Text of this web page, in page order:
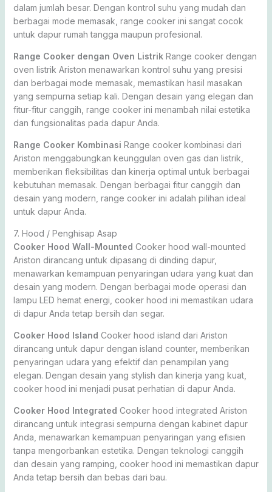
dalam jumlah besar. Dengan kontrol suhu yang mudah dan
berbagai mode memasak, range cooker ini sangat cocok
untuk dapur rumah tangga maupun profesional.
Range Cooker dengan Oven ListrikRange cooker dengan
oven listrik Ariston menawarkan kontrol suhu yang presisi
dan berbagai mode memasak, memastikan hasil masakan
yang sempurna setiap kali. Dengan desain yang elegan dan
fitur-fitur canggih, range cooker ini menambah nilai estetika
dan fungsionalitas pada dapur Anda.
Range Cooker Kombinasi Range cooker kombinasi dari
Ariston menggabungkan keunggulan oven gas dan listrik,
memberikan fleksibilitas dan kinerja optimal untuk berbagai
kebutuhan memasak. Dengan berbagai fitur canggih dan
desain yang modern, range cooker ini adalah pilihan ideal
untuk dapur Anda.
7. Hood / Penghisap Asap
Cooker Hood Wall-Mounted Cooker hood wall-mounted
Ariston dirancang untuk dipasang di dinding dapur,
menawarkan kemampuan penyaringan udara yang kuat dan
desain yang modern. Dengan berbagai mode operasi dan
lampu LED hemat energi, cooker hood ini memastikan udara
di dapur Anda tetap bersih dan segar.
Cooker Hood Island Cooker hood island dari Ariston
dirancang untuk dapur dengan island counter, memberikan
penyaringan udara yang efektif dan penampilan yang
elegan. Dengan desain yang stylish dan kinerja yang kuat,
cooker hood ini menjadi pusat perhatian di dapur Anda.
Cooker Hood Integrated Cooker hood integrated Ariston
dirancang untuk integrasi sempurna dengan kabinet dapur
Anda, menawarkan kemampuan penyaringan yang efisien
tanpa mengorbankan estetika. Dengan teknologi canggih
dan desain yang ramping, cooker hood ini memastikan dapur
Anda tetap bersih dan bebas dari bau.